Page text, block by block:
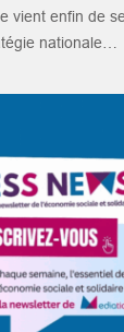
vient enfin de
nationale…